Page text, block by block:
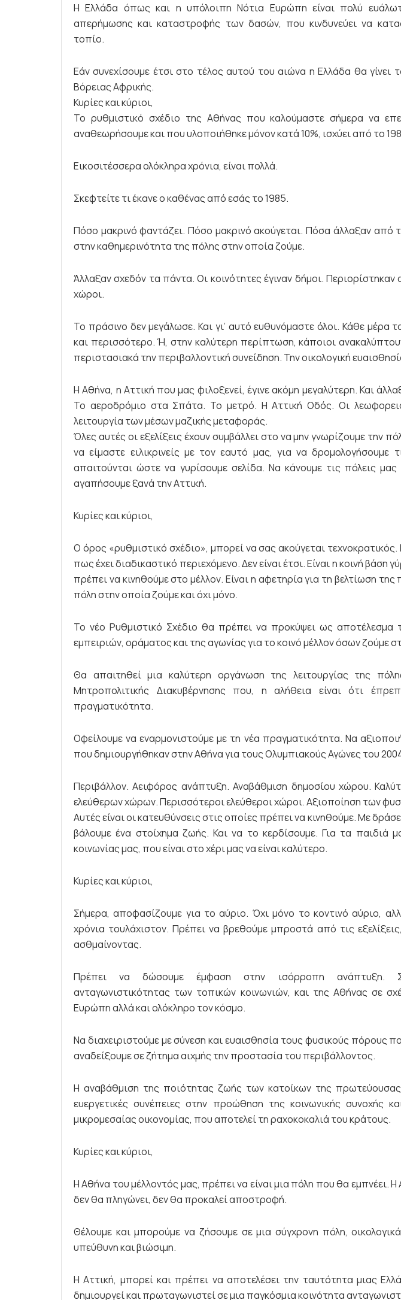
Η Ελλάδα όπως και η υπόλοιπη Νότια Ευρώπη είναι πολύ
απερήμωσης και καταστροφής των δασών, που κινδυνεύει να
τοπίο.
Εάν συνεχίσουμε έτσι στο τέλος αυτού του αιώνα η Ελλάδα θα
Βόρειας Αφρικής.
Κυρίες και κύριοι,
Το ρυθμιστικό σχέδιο της Αθήνας που καλούμαστε σήμερα να
αναθεωρήσουμε και που υλοποιήθηκε μόνον κατά 10%, ισχύει από το
Εικοσιτέσσερα ολόκληρα χρόνια, είναι πολλά.
Σκεφτείτε τι έκανε ο καθένας από εσάς το 1985.
Πόσο μακρινό φαντάζει. Πόσο μακρινό ακούγεται. Πόσα άλλαξαν από
στην καθημερινότητα της πόλης στην οποία ζούμε.
Άλλαξαν σχεδόν τα πάντα. Οι κοινότητες έγιναν δήμοι. Περιορίστηκαν
χώροι.
Το πράσινο δεν μεγάλωσε. Και γι’ αυτό ευθυνόμαστε όλοι. Κάθε μέρα
και περισσότερο. Ή, στην καλύτερη περίπτωση, κάποιοι
περιστασιακά την περιβαλλοντική συνείδηση. Την οικολογική
Η Αθήνα, η Αττική που μας φιλοξενεί, έγινε ακόμη μεγαλύτερη. Και
Το αεροδρόμιο στα Σπάτα. Το μετρό. Η Αττική Οδός. Οι
λειτουργία των μέσων μαζικής μεταφοράς.
Όλες αυτές οι εξελίξεις έχουν συμβάλλει στο να μην γνωρίζουμε την
να είμαστε ειλικρινείς με τον εαυτό μας, για να δρομολογήσουμε
απαιτούνται ώστε να γυρίσουμε σελίδα. Να κάνουμε τις πόλεις
αγαπήσουμε ξανά την Αττική.
Κυρίες και κύριοι,
Ο όρος «ρυθμιστικό σχέδιο», μπορεί να σας ακούγεται
πως έχει διαδικαστικό περιεχόμενο. Δεν είναι έτσι. Είναι η κοινή
πρέπει να κινηθούμε στο μέλλον. Είναι η αφετηρία για τη βελτίωση
πόλη στην οποία ζούμε και όχι μόνο.
Το νέο Ρυθμιστικό Σχέδιο θα πρέπει να προκύψει ως αποτέλεσμα
εμπειριών, οράματος και της αγωνίας για το κοινό μέλλον όσων ζούμε
Θα απαιτηθεί μια καλύτερη οργάνωση της λειτουργίας της
Μητροπολιτικής Διακυβέρνησης που, η αλήθεια είναι ότι
πραγματικότητα.
Οφείλουμε να εναρμονιστούμε με τη νέα πραγματικότητα. Να
που δημιουργήθηκαν στην Αθήνα για τους Ολυμπιακούς Αγώνες του
Περιβάλλον. Αειφόρος ανάπτυξη. Αναβάθμιση δημοσίου χώρου.
ελεύθερων χώρων. Περισσότεροι ελεύθεροι χώροι. Αξιοποίηση των
Αυτές είναι οι κατευθύνσεις στις οποίες πρέπει να κινηθούμε. Με
βάλουμε ένα στοίχημα ζωής. Και να το κερδίσουμε. Για τα παιδιά
κοινωνίας μας, που είναι στο χέρι μας να είναι καλύτερο.
Κυρίες και κύριοι,
Σήμερα, αποφασίζουμε για το αύριο. Όχι μόνο το κοντινό αύριο,
χρόνια τουλάχιστον. Πρέπει να βρεθούμε μπροστά από τις
ασθμαίνοντας.
Πρέπει να δώσουμε έμφαση στην ισόρροπη ανάπτυξη.
ανταγωνιστικότητας των τοπικών κοινωνιών, και της Αθήνας σε
Ευρώπη αλλά και ολόκληρο τον κόσμο.
Να διαχειριστούμε με σύνεση και ευαισθησία τους φυσικούς πόρους
αναδείξουμε σε ζήτημα αιχμής την προστασία του περιβάλλοντος.
Η αναβάθμιση της ποιότητας ζωής των κατοίκων της
ευεργετικές συνέπειες στην προώθηση της κοινωνικής συνοχής
μικρομεσαίας οικονομίας, που αποτελεί τη ραχοκοκαλιά του κράτους.
Κυρίες και κύριοι,
Η Αθήνα του μέλλοντός μας, πρέπει να είναι μια πόλη που θα εμπνέει. Η
δεν θα πληγώνει, δεν θα προκαλεί αποστροφή.
Θέλουμε και μπορούμε να ζήσουμε σε μια σύγχρονη πόλη,
υπεύθυνη και βιώσιμη.
Η Αττική, μπορεί και πρέπει να αποτελέσει την ταυτότητα μιας
δημιουργεί και πρωταγωνιστεί σε μια παγκόσμια κοινότητα